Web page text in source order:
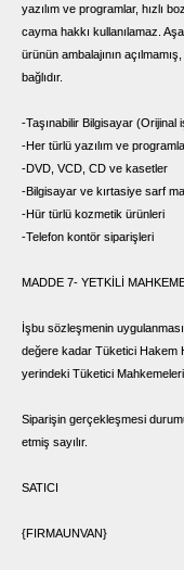
yazılım ve programlar, hızlı
cayma hakkı kullanılamaz.
ürünün ambalajının
bağlıdır.
-Taşınabilir Bilgisayar (Orijinal
-Her türlü yazılım ve
-DVD, VCD, CD ve kasetler
-Bilgisayar ve kırtasiye sarf
-Hür türlü kozmetik ürünleri
-Telefon kontör siparişleri
MADDE 7- YETKİLİ
İşbu sözleşmenin
değere kadar Tüketici Hakem
yerindeki Tüketici Mahkemeleri
Siparişin gerçekleşmesi
etmiş sayılır.
SATICI
{FIRMAUNVAN}